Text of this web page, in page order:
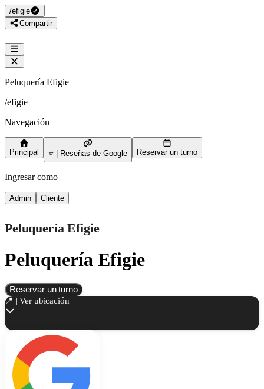
/efigie
Compartir
Peluquería Efigie
/efigie
Navegación
Principal ⭐ | Reseñas de Google Reservar un turno
Ingresar como
Admin Cliente
Peluquería Efigie
Peluquería Efigie
Reservar un turno
📍 | Ver ubicación